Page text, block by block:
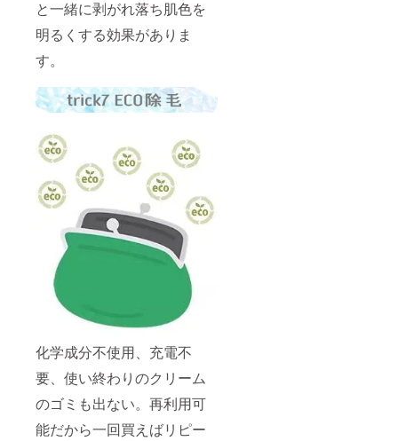
と一緒に剥がれ落ち肌色を
明るくする効果がありま
す。
化学成分不使用、充電不
要、使い終わりのクリーム
のゴミも出ない。再利用可
能だから一回買えばリピー